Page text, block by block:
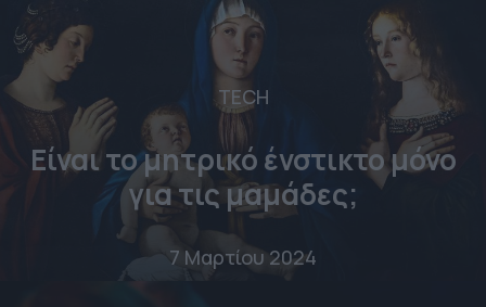
TECH
Είναι το μητρικό ένστικτο μόνο
για τις μαμάδες;
7 Μαρτίου 2024